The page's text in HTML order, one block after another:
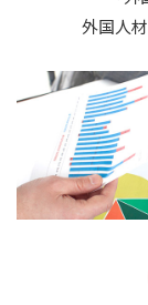
外国人